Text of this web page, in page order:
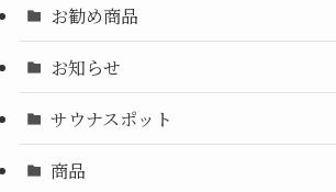
お勧め商品
お知らせ
サウナスポット
商品